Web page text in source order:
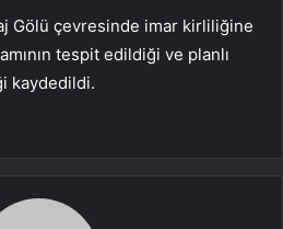
Gölü çevresinde imar kirliliğine
tespit edildiği ve planlı
kaydedildi.